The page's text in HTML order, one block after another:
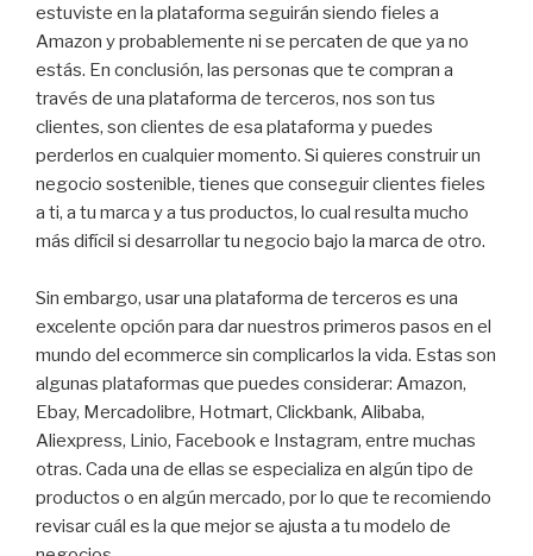
estuviste en la plataforma seguirán siendo fieles a
Amazon y probablemente ni se percaten de que ya no
estás. En conclusión, las personas que te compran a
través de una plataforma de terceros, nos son tus
clientes, son clientes de esa plataforma y puedes
perderlos en cualquier momento. Si quieres construir un
negocio sostenible, tienes que conseguir clientes fieles
a ti, a tu marca y a tus productos, lo cual resulta mucho
más difícil si desarrollar tu negocio bajo la marca de otro.
Sin embargo, usar una plataforma de terceros es una
excelente opción para dar nuestros primeros pasos en el
mundo del ecommerce sin complicarlos la vida. Estas son
algunas plataformas que puedes considerar: Amazon,
Ebay, Mercadolibre, Hotmart, Clickbank, Alibaba,
Aliexpress, Linio, Facebook e Instagram, entre muchas
otras. Cada una de ellas se especializa en algún tipo de
productos o en algún mercado, por lo que te recomiendo
revisar cuál es la que mejor se ajusta a tu modelo de